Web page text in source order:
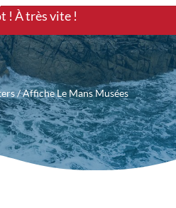
! À très vite !
/ Affiche Le Mans Musées